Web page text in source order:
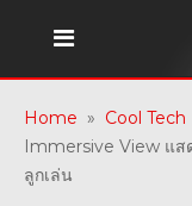
Home » Cool Tech
Immersive View แส
ลูกเล่น